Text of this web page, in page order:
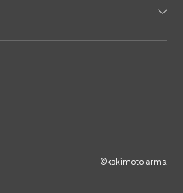
©kakimoto arms.